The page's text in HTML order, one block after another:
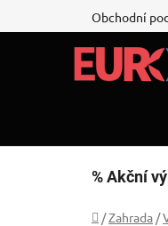
na
Obchodní
% Akční
Domů
/Zahrada /